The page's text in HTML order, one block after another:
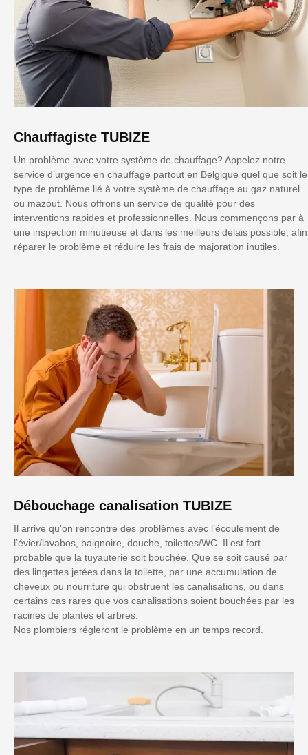
Chauffagiste TUBIZE
Un problème avec votre système de chauffage? Appelez notre
service d’urgence en chauffage partout en Belgique quel que soit le
type de problème lié à votre système de chauffage au gaz naturel
ou mazout. Nous offrons un service de qualité pour des
interventions rapides et professionnelles. Nous commençons par à
une inspection minutieuse et dans les meilleurs délais possible, afin
réparer le problème et réduire les frais de majoration inutiles.
Débouchage canalisation TUBIZE
Il arrive qu'on rencontre des problèmes avec l’écoulement de
l’évier/lavabos, baignoire, douche, toilettes/WC. Il est fort
probable que la tuyauterie soit bouchée. Que se soit causé par
des lingettes jetées dans la toilette, par une accumulation de
cheveux ou nourriture qui obstruent les canalisations, ou dans
certains cas rares que vos canalisations soient bouchées par les
racines de plantes et arbres.
Nos plombiers régleront le problème en un temps record.